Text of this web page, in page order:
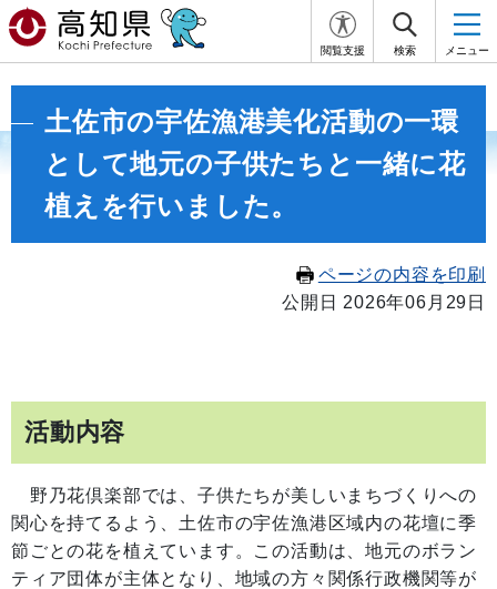
閲覧支援 検索 メニュー
土佐市の宇佐漁港美化活動の一環
として地元の子供たちと一緒に花
植えを行いました。
ページの内容を印刷
公開日 2026年06月29日
活動内容
野乃花倶楽部では、子供たちが美しいまちづくりへの
関心を持てるよう、土佐市の宇佐漁港区域内の花壇に季
節ごとの花を植えています。この活動は、地元のボラン
ティア団体が主体となり、地域の方々関係行政機関等が